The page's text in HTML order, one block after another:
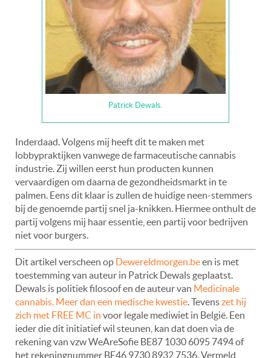
Patrick Dewals.
Inderdaad. Volgens mij heeft dit te maken met
lobbypraktijken vanwege de farmaceutische cannabis
industrie. Zij willen eerst hun producten kunnen
vervaardigen om daarna de gezondheidsmarkt in te
palmen. Eens dit klaar is zullen de huidige neen-stemmers
bij de genoemde partij snel ja-knikken. Hiermee onthult de
partij volgens mij haar essentie, een partij voor bedrijven
niet voor burgers.
Dit artikel verscheen op Dewereldmorgen.been is met
toestemming van auteur in Patrick Dewals geplaatst.
Dewals is politiek filosoof en de auteur van Medicinale
cannabis. Meer dan een medische kwestie. Tevenszet hij
zich met FREE MC in voor legale mediwiet in België. Een
ieder die dit initiatief wil steunen, kan dat doen via de
rekening van vzw WeAreSofie BE87 1030 6095 7494 of
het rekeningnummer BE46 9730 8932 7536. Vermeld